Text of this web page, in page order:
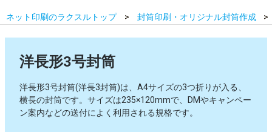
ネット印刷のラクスルトップ 封筒印刷・オリジナル封筒作成
洋長形3号封筒
洋長形3号封筒(洋長3封筒)は、A4サイズの3つ折りが入る、
横長の封筒です。サイズは235×120mmで、DMやキャンペー
ン案内などの送付によく利用される規格です。